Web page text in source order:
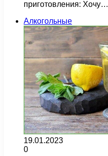
приготовления: Хочу…
Алкогольные
19.01.2023
0